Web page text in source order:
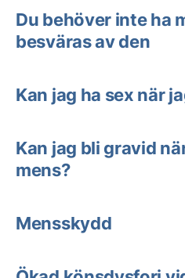
Du behöver inte ha
besväras av den
Kan jag ha sex när
Kan jag bli gravid
mens?
Mensskydd